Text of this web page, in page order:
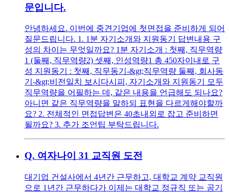
문입니다.
안녕하세요. 이번에 중견기업에 첫면접을 준비하게 되어
질문드립니다. 1. 1분 자기소개와 지원동기 답변내용 구
성의 차이는 무엇일까요? 1분 자기소개 : 첫째, 직무역량
1 (둘째, 직무역량2) 셋째, 인성역량1 총 450자이내로 구
성 지원동기 : 첫째, 직무동기-&gt;직무역량 둘째, 회사동
기-&gt;비전일치 보시다시피, 자기소개와 지원동기 모두
직무역량을 어필하는 데, 같은 내용을 언급해도 되나요?
아니면 같은 직무역량을 말하되 표현을 다르게해야할까
요? 2. 전체적인 면접답변은 40초내외로 잡고 준비하면
될까요? 3. 추가 조언팁 부탁드립니다.
Q. 여자나이 31 교직원 도전
대기업 건설사에서 4년간 근무하고, 대학교 계약 교직원
으로 1년간 근무하다가 이제는 대학교 정규직 또는 공기